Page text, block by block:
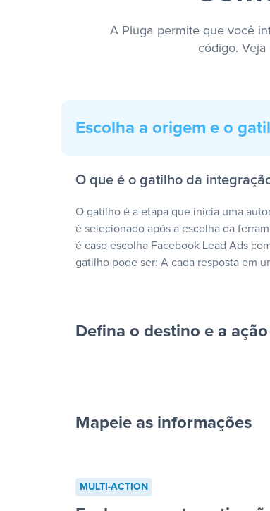
A Pluga permite que você
código.
Escolha a origem e o
O que é o gatilho da
O gatilho é a etapa que inicia uma
é selecionado após a escolha da
é caso escolha Facebook Lead Ads
gatilho pode ser: A cada resposta em
Defina o destino e a ação
cada resposta em um anúncio”
“Adicionar dados em
Mapeie as informações
MULTI-ACTION